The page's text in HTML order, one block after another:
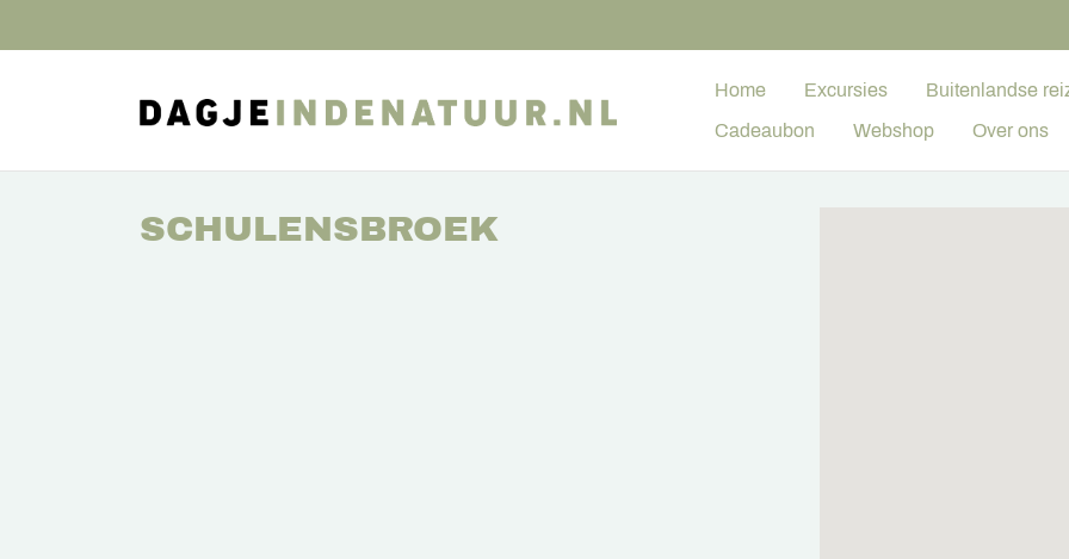
Home Excursies Buitenlandse
Cadeaubon Webshop Over ons
SCHULENSBROEK